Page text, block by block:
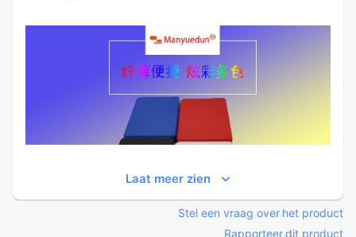
Laat meer zien
Stel een vraag over het product
Rapporteer dit product